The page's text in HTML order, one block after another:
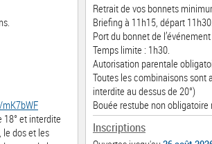
et interdite
le dos et les
Retrait de vos bonnets
Briefing à 11h15, départ 11h30.
Port du bonnet de
Temps limite : 1h30.
Autorisation parentale
Toutes les combinaisons sont
interdite au dessus de 20°)
Bouée restube non obligatoire
Inscriptions